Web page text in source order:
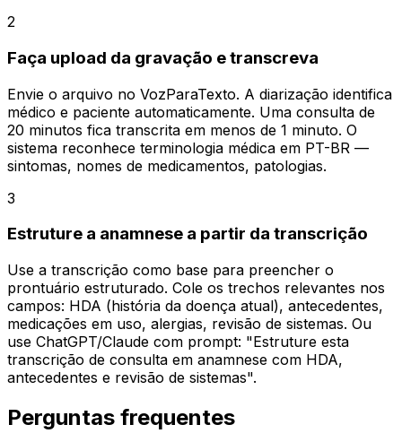
2
Faça upload da gravação e transcreva
Envie o arquivo no VozParaTexto. A diarização identifica
médico e paciente automaticamente. Uma consulta de
20 minutos fica transcrita em menos de 1 minuto. O
sistema reconhece terminologia médica em PT-BR —
sintomas, nomes de medicamentos, patologias.
3
Estruture a anamnese a partir da transcrição
Use a transcrição como base para preencher o
prontuário estruturado. Cole os trechos relevantes nos
campos: HDA (história da doença atual), antecedentes,
medicações em uso, alergias, revisão de sistemas. Ou
use ChatGPT/Claude com prompt: "Estruture esta
transcrição de consulta em anamnese com HDA,
antecedentes e revisão de sistemas".
Perguntas frequentes